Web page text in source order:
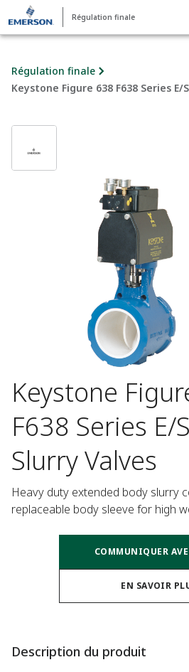
Régulation finale
Régulation finale
Keystone Figure 638 F638 Series
Keystone
F638 Series E/
Slurry Valves
Heavy duty extended body slurry
replaceable body sleeve for high
COMMUNIQUER
EN SAVOIR
Description du produit